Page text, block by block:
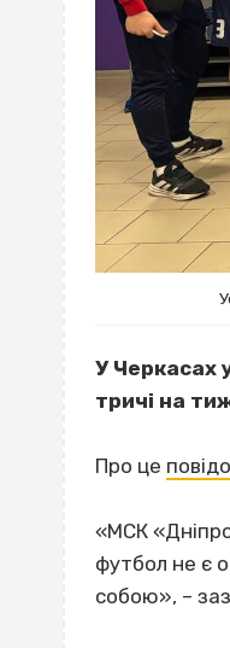
У Черкасах
тричі на
Про це
«МСК
футбол не є
собою», –